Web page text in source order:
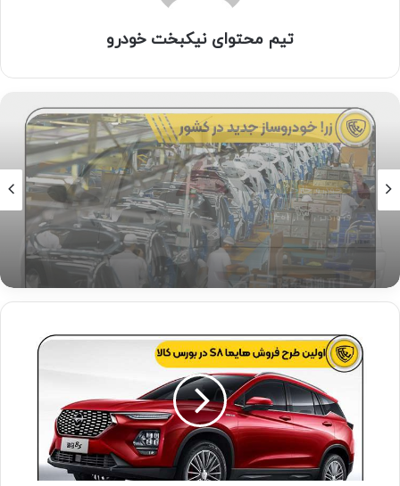
تیم محتوای نیکبخت خودرو
اخبار و رویداد ها
تیر ۱۵, ۱۴۰۱
زر ! خودروساز جدید در کشور